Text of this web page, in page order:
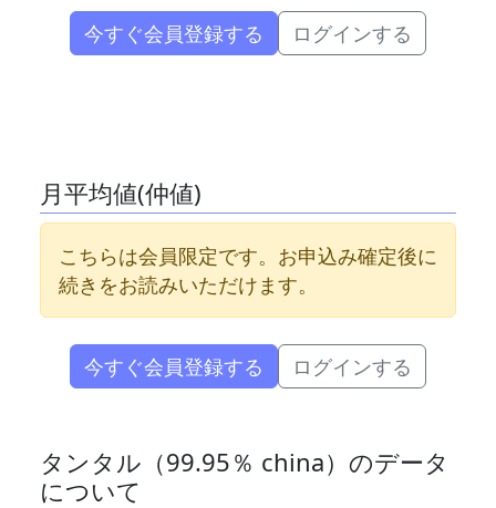
今すぐ会員登録する ログインする
月平均値(仲値)
こちらは会員限定です。お申込み確定後に
続きをお読みいただけます。
今すぐ会員登録する ログインする
タンタル（99.95％ china）のデータ
について